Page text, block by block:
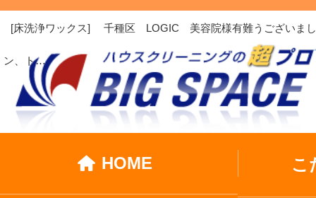
[床洗浄ワックス] 千種区 LOGIC 美容院様有難うございまし
ン、ト…
HOME こ